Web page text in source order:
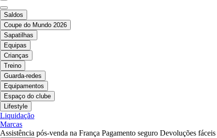
Saldos
Coupe do Mundo 2026
Sapatilhas
Equipas
Crianças
Treino
Guarda-redes
Equipamentos
Espaço do clube
Lifestyle
Liquidação
Marcas
Assistência pós-venda na França Pagamento seguro Devoluções fáceis